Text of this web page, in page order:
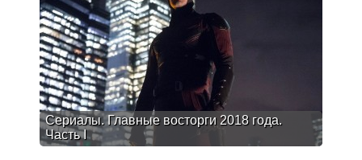
Сериалы. Главные восторги 2018 года.
Часть I